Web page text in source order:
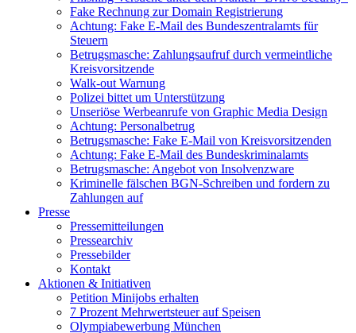
Fake Rechnung zur Domain Registrierung
Achtung: Fake E-Mail des Bundeszentralamts für
Steuern
Betrugsmasche: Zahlungsaufruf durch vermeintliche
Kreisvorsitzende
Walk-out Warnung
Polizei bittet um Unterstützung
Unseriöse Werbeanrufe von Graphic Media Design
Achtung: Personalbetrug
Betrugsmasche: Fake E-Mail von Kreisvorsitzenden
Achtung: Fake E-Mail des Bundeskriminalamts
Betrugsmasche: Angebot von Insolvenzware
Kriminelle fälschen BGN-Schreiben und fordern zu
Zahlungen auf
Presse
Pressemitteilungen
Pressearchiv
Pressebilder
Kontakt
Aktionen & Initiativen
Petition Minijobs erhalten
7 Prozent Mehrwertsteuer auf Speisen
Olympiabewerbung München